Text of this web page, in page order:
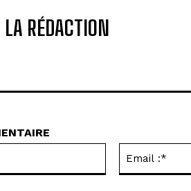
LA RÉDACTION